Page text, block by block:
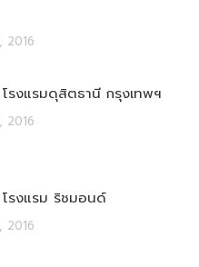
2016
รงแรมดุสิตธานี กรุงเทพฯ
2016
รงแรม ริชมอนด์
2016